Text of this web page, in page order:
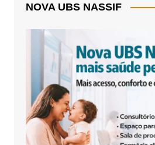
NOVA UBS NASSIF